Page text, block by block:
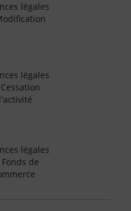
légales
légales
légales
de